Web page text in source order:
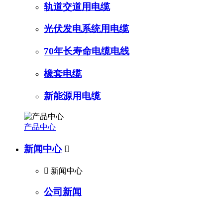
轨道交道用电缆
光伏发电系统用电缆
70年长寿命电缆电线
橡套电缆
新能源用电缆
产品中心
新闻中心 
 新闻中心
公司新闻